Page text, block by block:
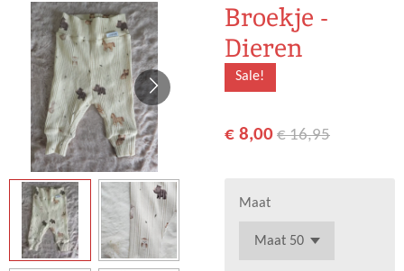
Broekje -
Dieren
Sale!
€ 8,00 € 16,95
Maat